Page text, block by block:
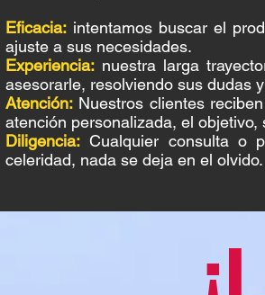
Eficacia: intentamos buscar el
ajuste a sus necesidades.
Experiencia: nuestra larga
asesorarle, resolviendo sus dudas
Atención: Nuestros clientes
atención personalizada, el objetivo,
Diligencia: Cualquier consulta o
celeridad, nada se deja en el